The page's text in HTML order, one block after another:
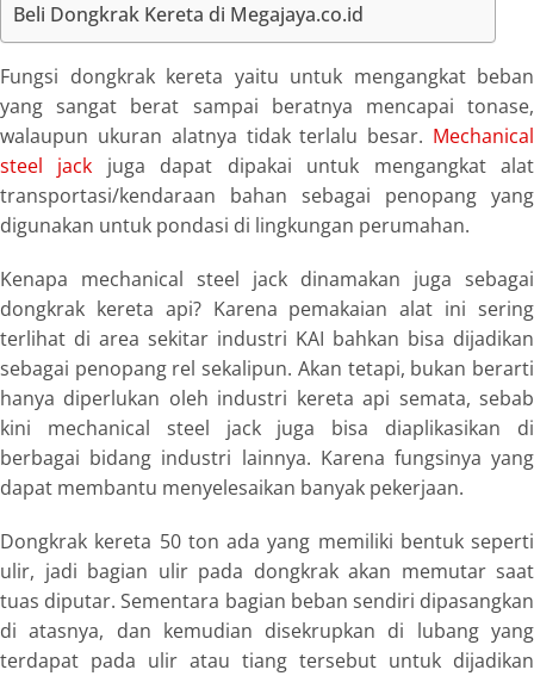
Beli Dongkrak Kereta di Megajaya.co.id
Fungsi dongkrak kereta yaitu untuk mengangkat beban
yang sangat berat sampai beratnya mencapai tonase,
walaupun ukuran alatnya tidak terlalu besar. Mechanical
steel jack juga dapat dipakai untuk mengangkat alat
transportasi/kendaraan bahan sebagai penopang yang
digunakan untuk pondasi di lingkungan perumahan.
Kenapa mechanical steel jack dinamakan juga sebagai
dongkrak kereta api? Karena pemakaian alat ini sering
terlihat di area sekitar industri KAI bahkan bisa dijadikan
sebagai penopang rel sekalipun. Akan tetapi, bukan berarti
hanya diperlukan oleh industri kereta api semata, sebab
kini mechanical steel jackjuga bisa diaplikasikan di
berbagai bidang industri lainnya. Karena fungsinya yang
dapat membantu menyelesaikan banyak pekerjaan.
Dongkrak kereta 50 ton ada yang memiliki bentuk seperti
ulir, jadi bagian ulir pada dongkrak akan memutar saat
tuas diputar. Sementara bagian beban sendiri dipasangkan
di atasnya, dan kemudian disekrupkan di lubang yang
terdapat pada ulir atau tiang tersebut untuk dijadikan